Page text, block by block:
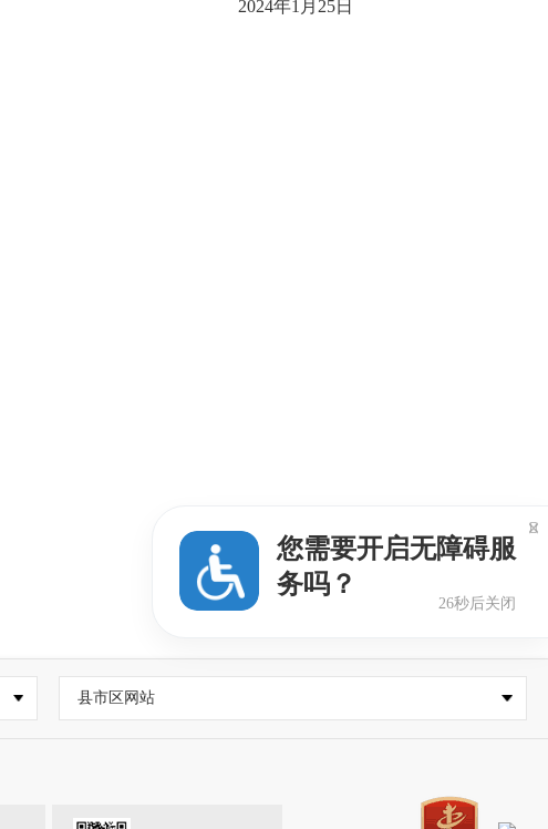
2024年1 月 25日
县市区网站
您需要开启无障碍服
务吗？
25秒后关闭
